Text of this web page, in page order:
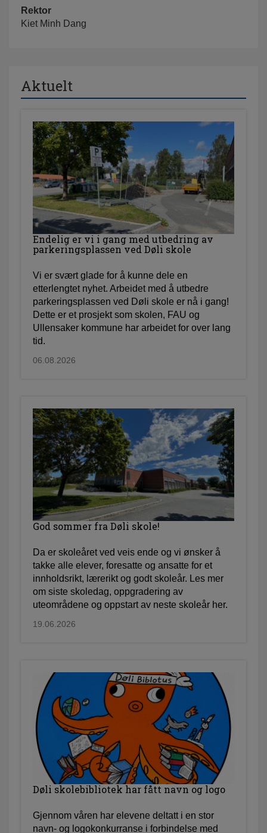
Rektor
Kiet Minh Dang
Aktuelt
Endelig er vi i gang med utbedring av
parkeringsplassen ved Døli skole
Vi er svært glade for å kunne dele en
etterlengtet nyhet. Arbeidet med å utbedre
parkeringsplassen ved Døli skole er nå i gang!
Dette er et prosjekt som skolen, FAU og
Ullensaker kommune har arbeidet for over lang
tid.
06.08.2026
God sommer fra Døli skole!
Da er skoleåret ved veis ende og vi ønsker å
takke alle elever, foresatte og ansatte for et
innholdsrikt, lærerikt og godt skoleår. Les mer
om siste skoledag, oppgradering av
uteområdene og oppstart av neste skoleår her.
19.06.2026
Døli skolebibliotek har fått navn og logo
Gjennom våren har elevene deltatt i en stor
navn- og logokonkurranse i forbindelse med